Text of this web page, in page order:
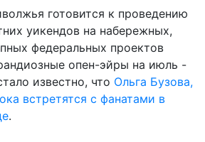
готовится к проведению
уикендов на набережных,
федеральных проектов
опен-эйры на июль -
известно, что Ольга Бузова,
встретятся с фанатами в
.